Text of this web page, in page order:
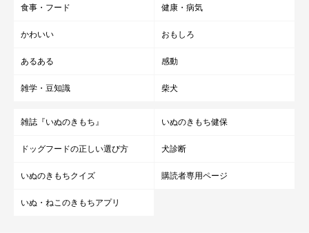
食事・フード 健康・病気
かわいい おもしろ
あるある 感動
雑学・豆知識 柴犬
雑誌『いぬのきもち』 いぬのきもち健保
ドッグフードの正しい選び方 犬診断
いぬのきもちクイズ 購読者専用ページ
いぬ・ねこのきもちアプリ